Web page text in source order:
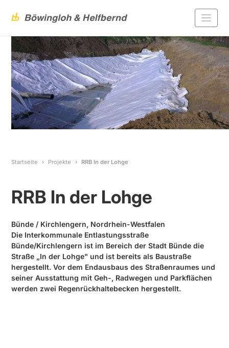
Startseite Projekte RRB In der Lohge
RRB In der Lohge
Bünde / Kirchlengern, Nordrhein-Westfalen
Die Interkommunale Entlastungsstraße
Bünde/Kirchlengern ist im Bereich der Stadt Bünde die
Straße „In der Lohge" und ist bereits als Baustraße
hergestellt. Vor dem Endausbaus des Straßenraumes und
seiner Ausstattung mit Geh-, Radwegen und Parkflächen
werden zwei Regenrückhaltebecken hergestellt.